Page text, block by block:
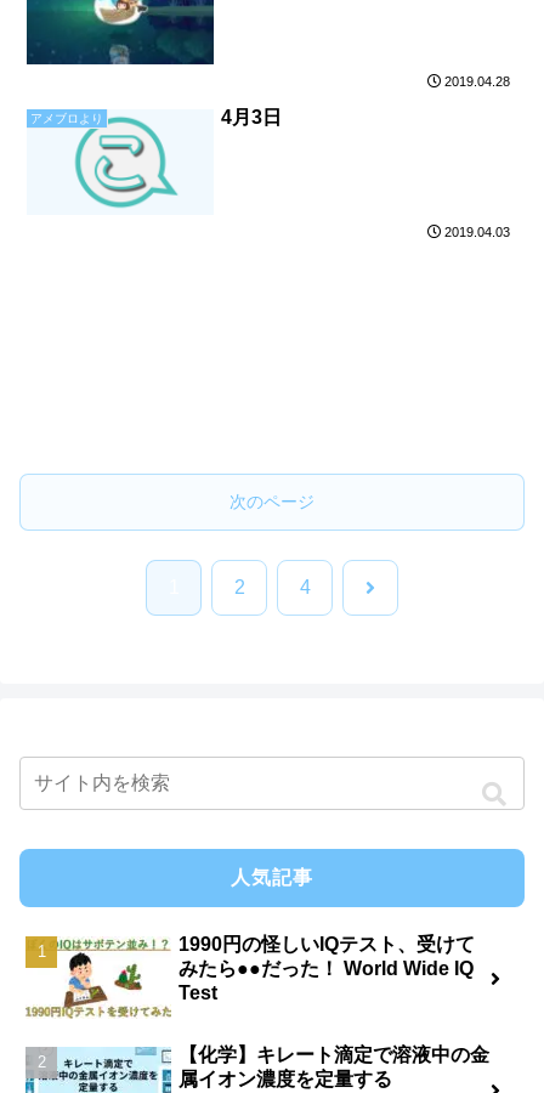
2019.04.28
アメブロより 4月3日
2019.04.03
次のページ
2 4 次
人気記事
1990円の怪しいIQテスト、受けて
みたら●●だった！ World Wide IQ
Test
【化学】キレート滴定で溶液中の金
属イオン濃度を定量する